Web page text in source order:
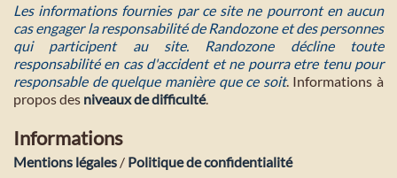
Les informations fournies par ce site ne pourront en aucun
cas engager la responsabilité de Randozone et des personnes
qui participent au site. Randozone décline toute
responsabilité en cas d'accident et ne pourra etre tenu pour
responsable de quelque manière que ce soit. Informations à
propos des niveaux de difficulté.
Informations
Mentions légales / Politique de confidentialité